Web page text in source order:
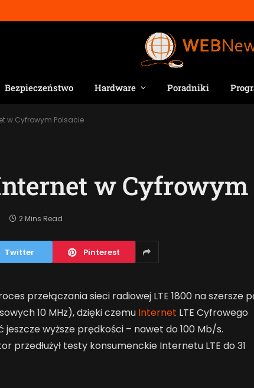
Bezpieczeństwo Hardware Poradniki
w Cyfrowym Polsacie
w Cyfrowym
2 Mins Read
Twitter Pinterest
przełączania sieci radiowej LTE 1800 na szersze
10 MHz), dzięki czemu Internet LTE Cyfrowego
jeszcze wyższe prędkości – nawet do 100 Mb/s.
przedłużył testy konsumenckie Internetu LTE do 31
Jak AI zmienia e-